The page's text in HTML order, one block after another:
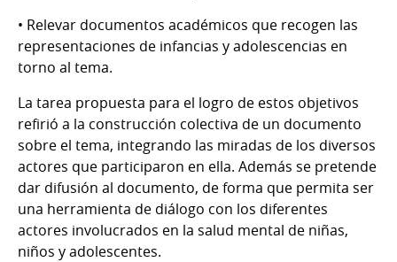
• Relevar documentos académicos que recogen las
representaciones de infancias y adolescencias en
torno al tema.
La tarea propuesta para el logro de estos objetivos
refirió a la construcción colectiva de un documento
sobre el tema, integrando las miradas de los diversos
actores que participaron en ella. Además se pretende
dar difusión al documento, de forma que permita ser
una herramienta de diálogo con los diferentes
actores involucrados en la salud mental de niñas,
niños y adolescentes.